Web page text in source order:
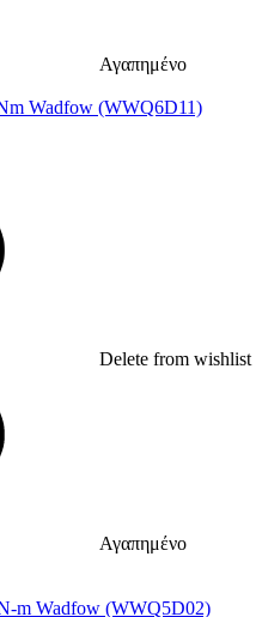
Αγαπημένο
Wadfow (WWQ6D11)
Delete from wishlist
Αγαπημένο